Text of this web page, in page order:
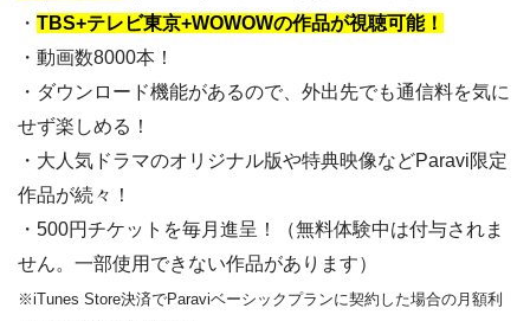
・ TBS+テレビ東京+WOWOWの作品が視聴可能！
・動画数8000本！
・ダウンロード機能があるので、外出先でも通信料を気に
せず楽しめる！
・大人気ドラマのオリジナル版や特典映像などParavi限定
作品が続々！
・500円チケットを毎月進呈！（無料体験中は付与されま
せん。一部使用できない作品があります）
※iTunes Store決済でParaviベーシックプランに契約した場合の月額利